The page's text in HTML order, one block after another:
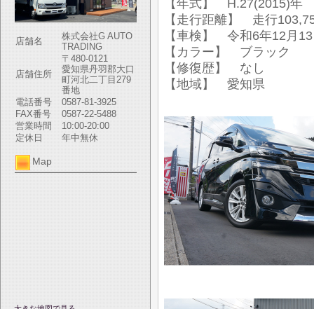
店舗名
株式会社G AUTO
TRADING
店舗住所
〒480-0121
愛知県丹羽郡大口
町河北二丁目279
番地
電話番号
0587-81-3925
FAX番号
0587-22-5488
営業時間
10:00-20:00
定休日
年中無休
Map
【年式】 H.27(2015)年
【走行距離】 走行
【車検】 令和6年12月
【カラー】 ブラック
【修復歴】 なし
【地域】 愛知県